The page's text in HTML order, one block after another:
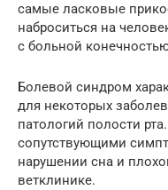
самые ласковые
наброситься на
с больной
Болевой синдром
для некоторых
патологий полости
сопутствующими
нарушении сна и
ветклинике.